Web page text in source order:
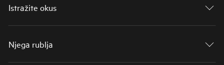
Istražite okus
Njega rublja